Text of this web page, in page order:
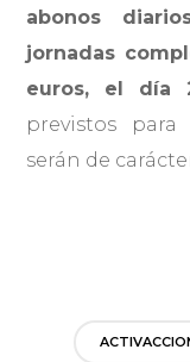
abonos
jornadas
euros, el día
previstos
serán de